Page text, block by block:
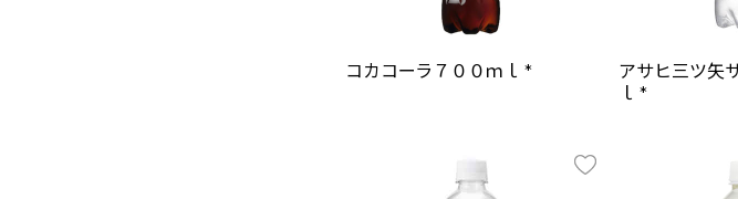
コカコーラ７００ｍｌ *
アサヒ三ツ矢
ｌ *